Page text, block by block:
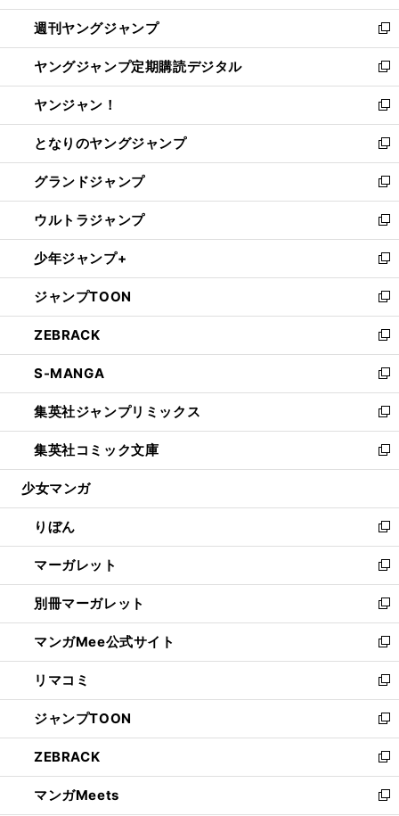
開
く
ウ
で
開
く
ン
ド
ウ
で
開
く
ウ
ィ
ン
ド
ウ
で
開
く
週刊ヤングジャンプ
新
し
い
ウ
ィ
ン
ド
ウ
で
開
く
ヤングジャンプ定期購読デジタル
新
し
い
ウ
ィ
ン
ド
ウ
で
開
く
ヤンジャン！
新
し
い
ウ
ィ
ン
ド
ウ
で
開
く
となりのヤングジャンプ
新
し
い
ウ
ィ
ン
ド
ウ
で
開
く
グランドジャンプ
新
し
い
ウ
ィ
ン
ド
ウ
で
開
く
ウルトラジャンプ
新
し
い
ウ
ィ
ン
ド
ウ
で
開
く
少年ジャンプ+
新
し
い
ウ
ィ
ン
ド
ウ
で
開
く
ジャンプTOON
新
し
い
ウ
ィ
ン
ド
ウ
で
開
ZEBRACK
新
し
い
ウ
ィ
ン
ド
ウ
開
く
S-MANGA
新
し
い
ウ
ィ
ン
ウ
で
開
く
集英社ジャンプリミックス
新
し
い
ウ
ン
ド
ウ
で
開
く
集英社コミック文庫
新
し
ウ
ィ
ン
ド
ウ
で
開
く
少女マンガ
りぼん
新
し
い
ウ
ィ
ン
ド
ウ
で
開
く
マーガレット
新
し
い
ウ
ィ
ン
ド
ウ
で
開
く
別冊マーガレット
新
し
い
ウ
ィ
ン
ド
ウ
で
開
く
マンガMee公式サイト
新
し
い
ウ
ィ
ン
ド
ウ
で
リマコミ
新
し
い
ウ
ィ
ン
ド
ジャンプTOON
新
し
い
ウ
ィ
ZEBRACK
新
し
い
マンガMeets
新